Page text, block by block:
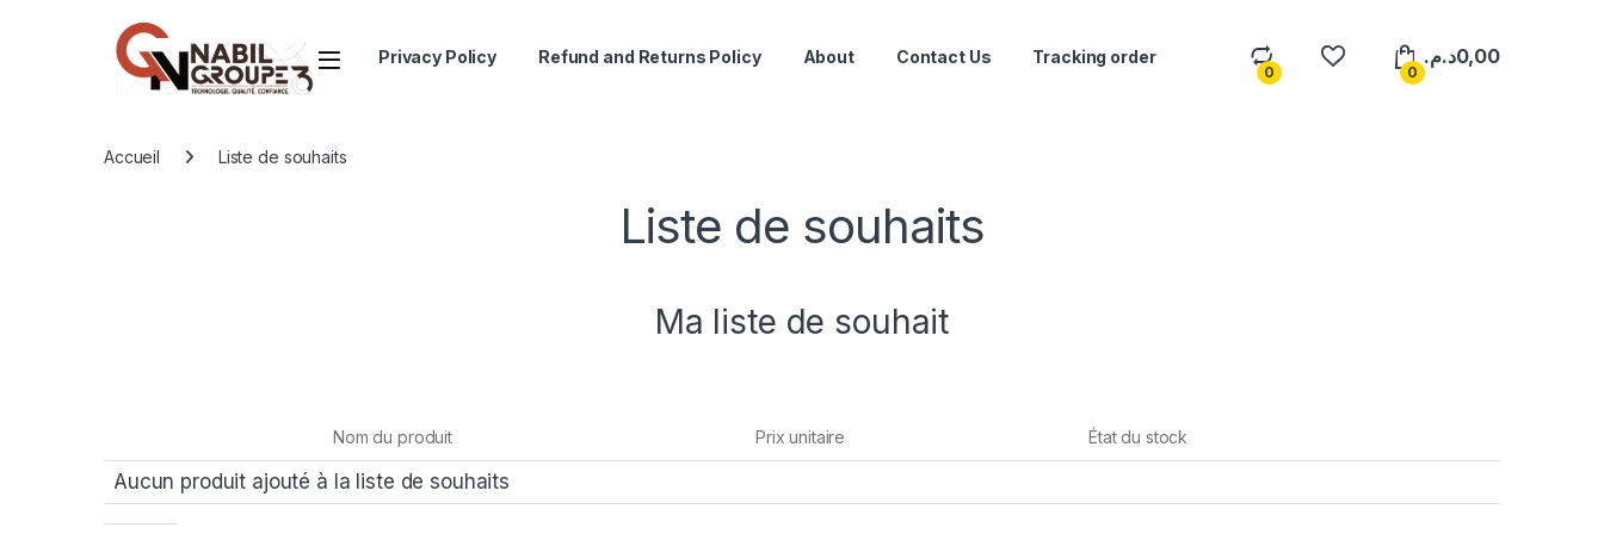
Open Privacy Policy Refund and Returns Policy About Contact Us Tracking order
0 0
0,00د.م.
Accueil Liste de souhaits
Liste de souhaits
Ma liste de souhait
Nom du produit Prix unitaire État du stock
Aucun produit ajouté à la liste de souhaits